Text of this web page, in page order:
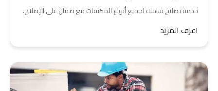
خدمة تصليح شاملة لجميع أنواع المكيفات مع ضمان على الإصلاح.
اعرف المزيد